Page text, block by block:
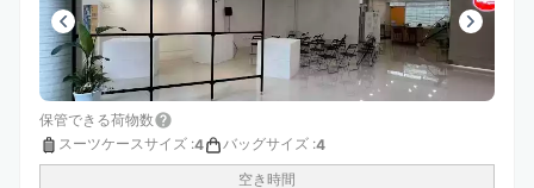
保管できる荷物数
スーツケースサイズ :4 バッグサイズ :4
空き時間